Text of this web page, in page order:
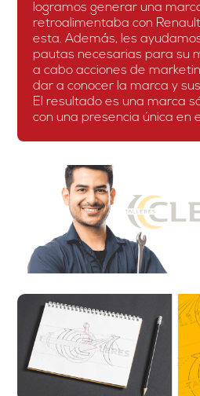
logramos generar una
retroalimentaba con
esta. Además, les
pautas necesarias para su
a cabo acciones de
dar a conocer la marca y
El resultado es una marca
con una presencia única en